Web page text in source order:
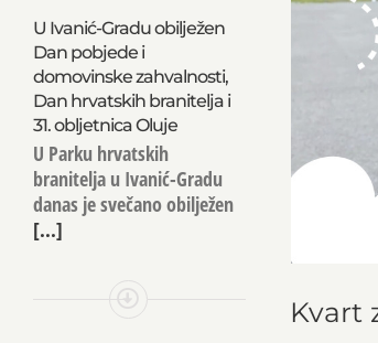
Kvart
U Ivanić-Gradu obilježen
Dan pobjede i
domovinske zahvalnosti,
Dan hrvatskih branitelja i
31. obljetnica Oluje
U Parku hrvatskih
branitelja u Ivanić-Gradu
danas je svečano obilježen
[...]